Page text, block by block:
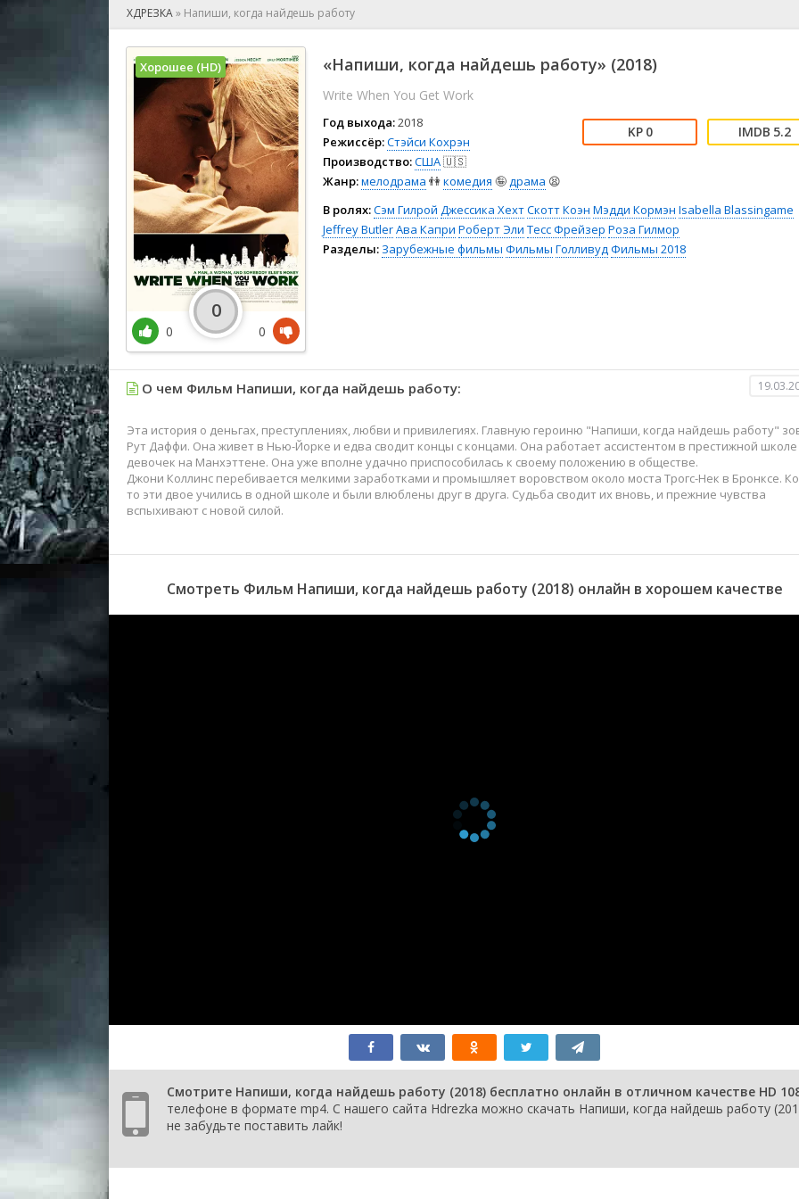
🕺 Мюзикл
👨‍💼 Новости
👨‍💻 Реальное тв
🎤 Ток-шоу
😱 Ужасы
🧙‍♀️ Фантастика
🤠 Фильм-нуар
🧝‍♂️ Фэнтези
🏅 Церемония
ХДРЕЗКА» Напиши, когда найдешь работу
«Напиши, когда найдешь работу» (2018)
Write When You Get Work
Год выхода:2018
Режиссёр:Стэйси Кохрэн
Производство:США🇺🇸
Жанр:мелодрама 👫комедия 🤪драма 😫
0 5.2
В ролях:Сэм Гилрой Джессика ХехтСкотт Коэн Мэдди Кормэн Isabella Blassingame
Jeffrey ButlerАва Капри Роберт Эли Тесс Фрейзер Роза Гилмор
Разделы: Зарубежные фильмы Фильмы ГолливудФильмы 2018
Хорошее (HD)
0
0
0
О чем Фильм Напиши, когда найдешь работу:
Эта история о деньгах, преступлениях, любви и привилегиях. Главную героиню "Напиши, когда найдешь работу"
Рут Даффи. Она живет в Нью-Йорке и едва сводит концы с концами. Она работает ассистентом в престижной школе
девочек на Манхэттене. Она уже вполне удачно приспособилась к своему положению в обществе.
Джони Коллинс перебивается мелкими заработками и промышляет воровством около моста Трогс-Нек в Бронксе.
то эти двое учились в одной школе и были влюблены друг в друга. Судьба сводит их вновь, и прежние чувства
вспыхивают с новой силой.
Смотреть Фильм Напиши, когда найдешь работу (2018) онлайн в хорошем качестве
Смотрите Напиши, когда найдешь работу (2018) бесплатно онлайн в отличном качестве HD
телефоне в формате mp4. С нашего сайта Hdrezka можно скачать Напиши, когда найдешь работу
не забудьте поставить лайк!